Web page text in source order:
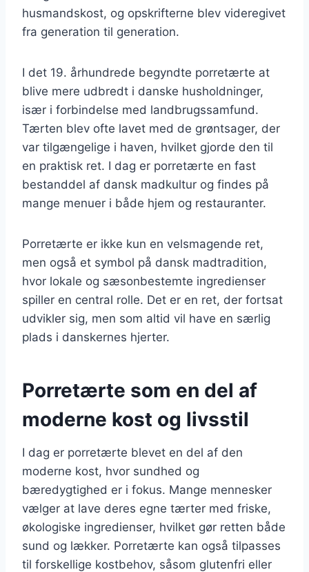
husmandskost, og opskrifterne blev videregivet
fra generation til generation.
I det 19. århundrede begyndte porretærte at
blive mere udbredt i danske husholdninger,
især i forbindelse med landbrugssamfund.
Tærten blev ofte lavet med de grøntsager, der
var tilgængelige i haven, hvilket gjorde den til
en praktisk ret. I dag er porretærte en fast
bestanddel af dansk madkultur og findes på
mange menuer i både hjem og restauranter.
Porretærte er ikke kun en velsmagende ret,
men også et symbol på dansk madtradition,
hvor lokale og sæsonbestemte ingredienser
spiller en central rolle. Det er en ret, der fortsat
udvikler sig, men som altid vil have en særlig
plads i danskernes hjerter.
Porretærte som en del af
moderne kost og livsstil
I dag er porretærte blevet en del af den
moderne kost, hvor sundhed og
bæredygtighed er i fokus. Mange mennesker
vælger at lave deres egne tærter med friske,
økologiske ingredienser, hvilket gør retten både
sund og lækker. Porretærte kan også tilpasses
til forskellige kostbehov, såsom glutenfri eller